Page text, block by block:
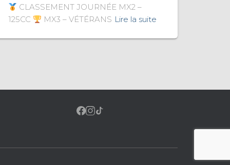
CLASSEMENT JOURNÉE MX2 –
125CC
MX3 – VÉTÉRANS Lire la suite